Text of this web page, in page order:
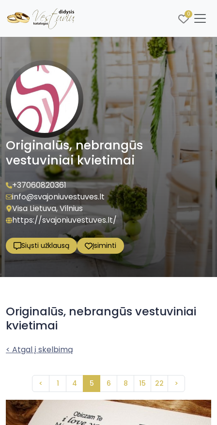
0
Originalūs, nebrangūs
vestuviniai kvietimai
+37060820361
info@svajoniuvestuves.lt
Visa Lietuva, Vilnius
https://svajoniuvestuves.lt/
Siųsti užklausą Įsiminti
Originalūs, nebrangūs vestuviniai
kvietimai
< Atgal į skelbimą
< 1 4 5 6 8 15 22 >